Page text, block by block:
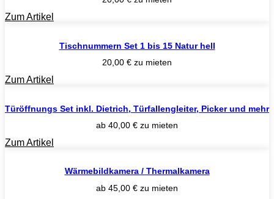
Zum Artikel
Tischnummern Set 1 bis 15 Natur hell
20,00 € zu mieten
Zum Artikel
Türöffnungs Set inkl. Dietrich, Türfallengleiter, Picker und mehr
ab 40,00 € zu mieten
Zum Artikel
Wärmebildkamera / Thermalkamera
ab 45,00 € zu mieten